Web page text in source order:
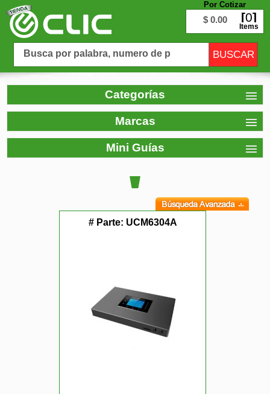
Por Cotizar
$ 0.00 0
Items
Categorías
Marcas
Mini Guías
# Parte: UCM6304A